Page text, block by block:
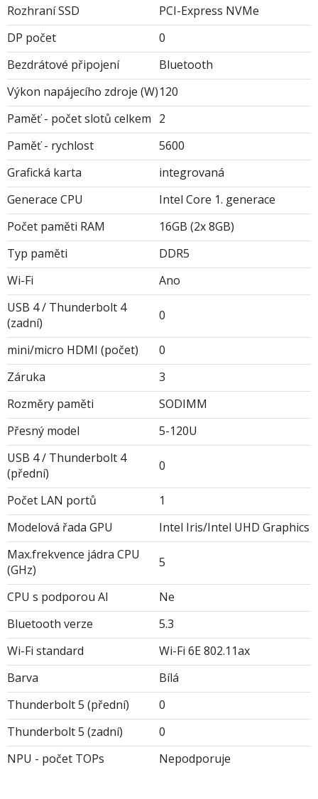
Rozhraní SSD
PCI-Express NVMe
DP počet
0
Bezdrátové připojení
Bluetooth
Výkon napájecího zdroje (W)120
Paměť - počet slotů celkem 2
Paměť - rychlost
5600
Grafická karta
integrovaná
Generace CPU
Intel Core 1. generace
Počet paměti RAM
16GB (2x 8GB)
Typ paměti
DDR5
Wi-Fi
Ano
USB 4 / Thunderbolt 4
(zadní)
0
mini/micro HDMI (počet)
0
Záruka
3
Rozměry paměti
SODIMM
Přesný model
5-120U
USB 4 / Thunderbolt 4
(přední)
0
Počet LAN portů
1
Modelová řada GPU
Intel Iris/Intel UHD Graphics
Max.frekvence jádra CPU
(GHz)
5
CPU s podporou AI
Ne
Bluetooth verze
5.3
Wi-Fi standard
Wi-Fi 6E 802.11ax
Barva
Bílá
Thunderbolt 5 (přední)
0
Thunderbolt 5 (zadní)
0
NPU - počet TOPs
Nepodporuje